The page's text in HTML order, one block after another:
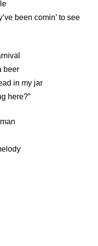
been comin’ to see
beer
in my jar
here?”